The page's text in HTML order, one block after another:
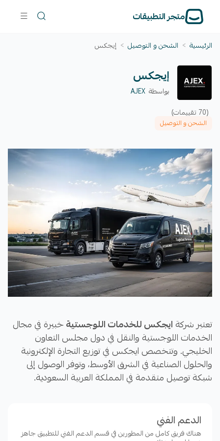
متجر التطبيقات
الرئيسية > الشحن و التوصيل > إيجكس
إيجكس
بواسطة AJEX
(70 تقييمات)
الشحن و التوصيل
تعتبر شركة ايجكس للخدمات اللوجستيةخبيرة في مجال
الخدمات اللوجستية والنقل في دول مجلس التعاون
الخليجي. وتتخصص ايجكس في توزيع التجارة الإلكترونية
والحلول الصناعية في الشرق الأوسط، وتوفر الوصول إلى
شبكة توصيل متقدمة في المملكة العربية السعودية.
من 870 مركبة، يمكنك الاعتماد على ايجكس للتوصيل في
الدعم الفني
هناك فريق كامل من المطورين في قسم الدعم الفني للتطبيق جاهز